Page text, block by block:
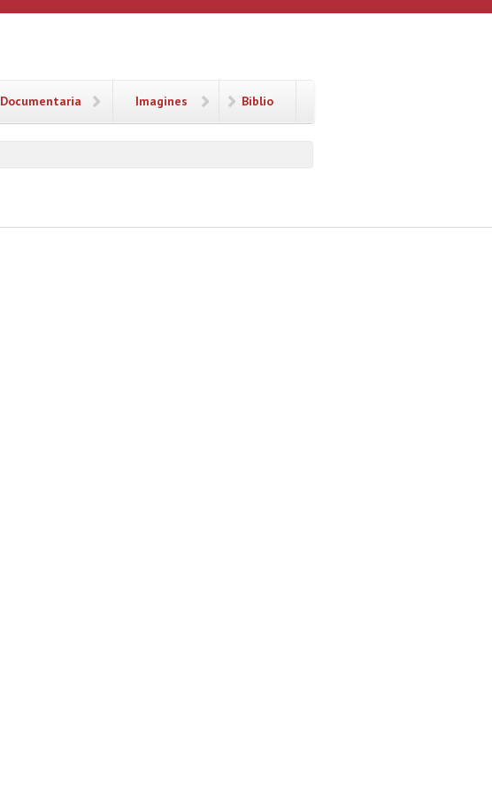
Documentaria Imagines Biblio